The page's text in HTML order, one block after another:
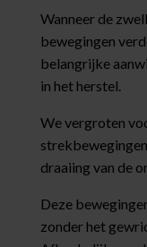
Wanneer de
bewegingen
belangrijke
in het herstel.
We vergroten
draaiing van de
Deze
zonder het